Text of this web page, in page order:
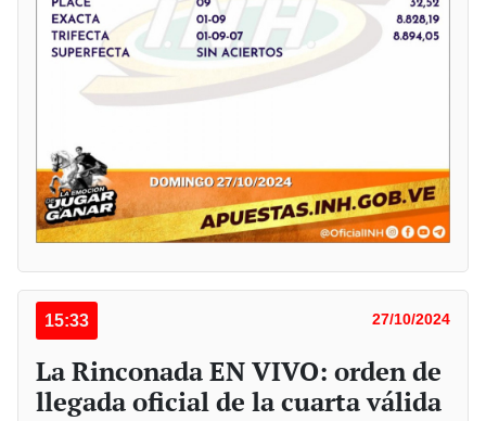
15:33 27/10/2024
La Rinconada EN VIVO: orden de
llegada oficial de la cuarta válida